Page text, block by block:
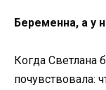
Беременна, а у
Когда Светлана
почувствовала: